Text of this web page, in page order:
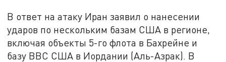
В ответ на атаку Иран заявил о нанесении
ударов по нескольким базам США в регионе,
включая объекты 5-го флота в Бахрейне и
базу ВВС США в Иордании (Аль-Азрак). В